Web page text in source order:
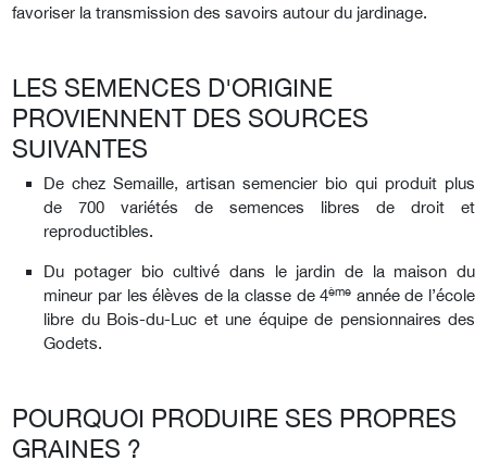
favoriser la transmission des savoirs autour du jardinage.
LES SEMENCES D'ORIGINE
PROVIENNENT DES SOURCES
SUIVANTES
De chez Semaille, artisan semencier bio qui produit plus
de 700 variétés de semences libres de droit et
reproductibles.
Du potager bio cultivé dans le jardin de la maison du
mineur par les élèves de la classe de 4ème année de l’école
libre du Bois-du-Luc et une équipe de pensionnaires des
Godets.
POURQUOI PRODUIRE SES PROPRES
GRAINES ?